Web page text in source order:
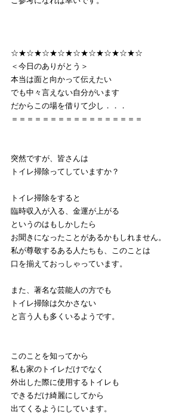
☆★☆★☆★☆★☆★☆★☆★☆★☆
＜今日のありがとう＞
本当は面と向かって伝えたい
でも中々言えない自分がいます
だからこの場を借りて少し．．．
＝＝＝＝＝＝＝＝＝＝＝＝＝＝＝＝＝
突然ですが、皆さんは
トイレ掃除ってしていますか？
トイレ掃除をすると
臨時収入が入る、金運が上がる
というのはもしかしたら
お聞きになったことがあるかもしれません。
私が尊敬するある人たちも、このことは
口を揃えておっしゃっています。
また、著名な芸能人の方でも
トイレ掃除は欠かさない
と言う人も多くいるようです。
このことを知ってから
私も家のトイレだけでなく
外出した際に使用するトイレも
できるだけ綺麗にしてから
出てくるようにしています。